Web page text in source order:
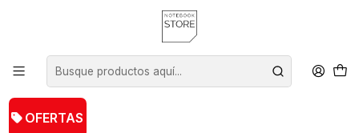
OFERTAS